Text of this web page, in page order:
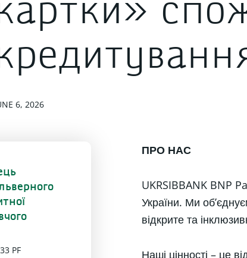
6, 2026
PF
ПРО НАС
UKRSIBBANK BNP
України. Ми
відкрите та
Наші цінності – це